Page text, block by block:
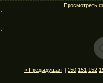
Просмотреть
« Предыдущая | 150 151 152